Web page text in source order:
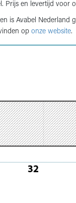
Prijs en levertijd voor
is Avabel Nederland
op onze website.